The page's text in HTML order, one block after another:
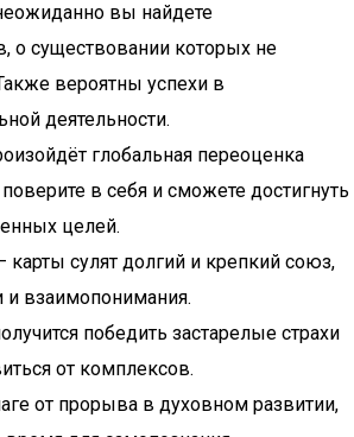
вы найдете
о существовании которых не
вероятны успехи в
деятельности.
глобальная переоценка
в себя и сможете достигнуть
целей.
сулят долгий и крепкий союз,
взаимопонимания.
победить застарелые страхи
от комплексов.
от прорыва в духовном развитии,